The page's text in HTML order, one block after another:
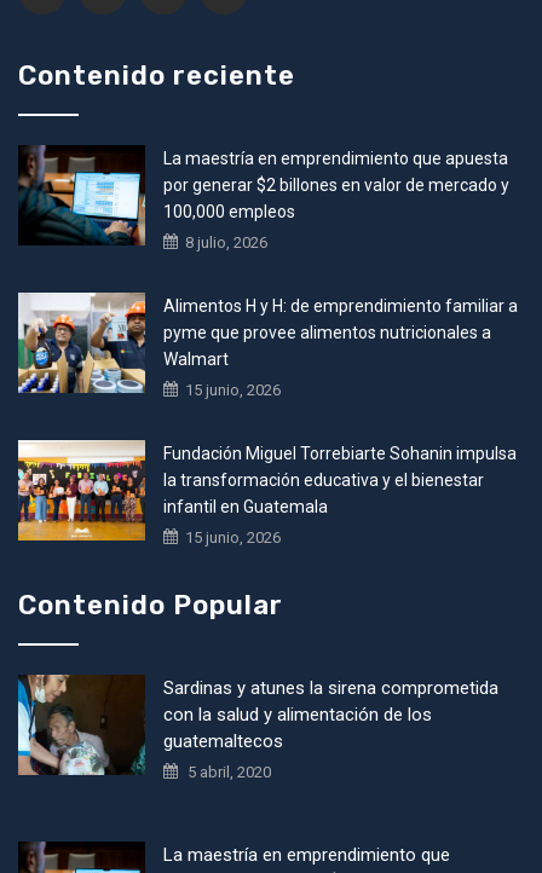
Contenido reciente
La maestría en emprendimiento que apuesta
por generar $2 billones en valor de mercado y
100,000 empleos
8 julio, 2026
Alimentos H y H: de emprendimiento familiar a
pyme que provee alimentos nutricionales a
Walmart
15 junio, 2026
Fundación Miguel Torrebiarte Sohanin impulsa
la transformación educativa y el bienestar
infantil en Guatemala
15 junio, 2026
Contenido Popular
Sardinas y atunes la sirena comprometida
con la salud y alimentación de los
guatemaltecos
5 abril, 2020
La maestría en emprendimiento que